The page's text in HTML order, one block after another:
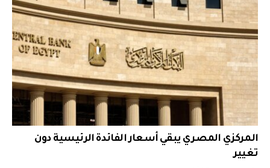
المركزي المصري يبقي أسعار الفائدة الرئيسية دون
تغيير